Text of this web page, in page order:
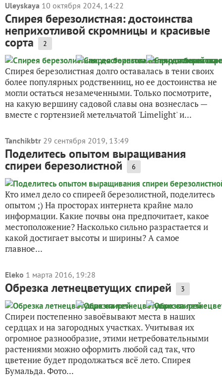
Uleyskaya 10 октября 2024, 14:22
Спирея березолистная: достоинства
неприхотливой скромницы и красивые
сорта 2
Спирея березолистная долго оставалась в тени своих
более популярных родственниц, но ее достоинства не
могли остаться незамеченными. Только посмотрите,
на какую вершину садовой славы она вознеслась —
вместе с гортензией метельчатой 'Limelight' и...
Tanchikbtr 29 сентября 2019, 13:49
Поделитесь опытом выращивания
спиреи березолистной 6
Кто имел дело со спиреей березолистной, поделитесь
опытом ;) На просторах интернета крайне мало
информации. Какие почвы она предпочитает, какое
местоположение? Насколько сильно разрастается и
какой достигает высоты и ширины? А самое
главное...
Eleko 1 марта 2016, 19:28
Обрезка летнецветущих спирей 3
Спиреи постепенно завоёвывают места в наших
сердцах и на загородных участках. Учитывая их
огромное разнообразие, этими нетребовательными
растениями можно оформить любой сад так, что
цветение будет продолжаться всё лето. Спирея
Бумальда. Фото...